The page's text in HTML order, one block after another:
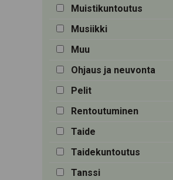
Muistikuntoutus
Musiikki
Muu
Ohjaus ja neuvonta
Pelit
Rentoutuminen
Taide
Taidekuntoutus
Tanssi